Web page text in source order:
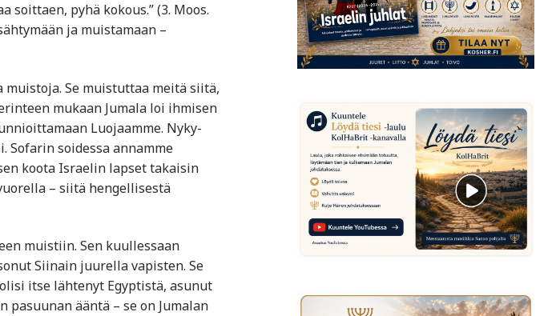
pyhä kokous.” (3. Moos.
ja muistamaan –
Se muistuttaa meitä siitä,
mukaan Jumala loi ihmisen
Luojaamme. Nyky-
Sofarin soidessa annamme
koota Israelin lapset takaisin
– siitä hengellisestä
muistiin. Sen kuullessaan
Siinain juurella vapisten. Se
itse lähtenyt Egyptistä, asunut
ääntä – se on Jumalan